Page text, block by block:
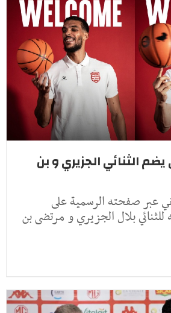
يضم الثنائي الجزيري و بن
عبر صفحته الرسمية على
بلال الجزيري و مرتضى بن